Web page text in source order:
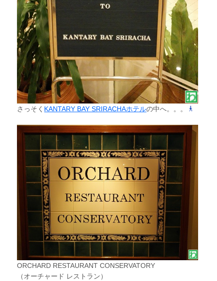
さっそく KANTARY BAY SRIRACHAホテルの中へ。。。
ORCHARD RESTAURANT CONSERVATORY
（オーチャード レストラン）